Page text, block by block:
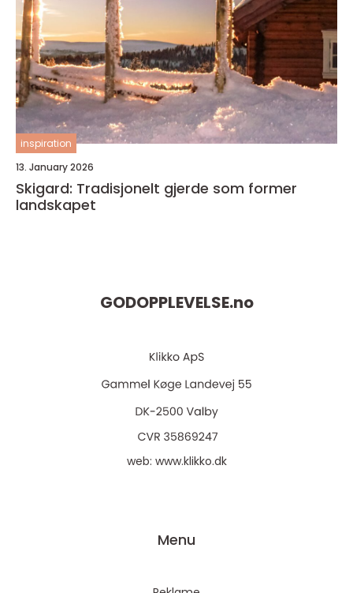
inspiration
13. January 2026
Skigard: Tradisjonelt gjerde som former
landskapet
GODOPPLEVELSE.no
web: www.klikko.dk
Menu